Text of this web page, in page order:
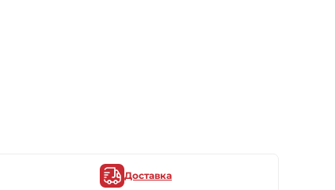
Доставка